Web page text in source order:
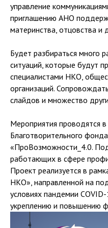
управление
приглашению АНО
материнства, отцовства и
Будет разбираться много
ситуаций, которые будут
специалистами НКО,
организаций.
слайдов и множество
Мероприятия проводятся в
Благотворительного
«ПроВозможности_4.0.
работающих в сфере
Проект реализуется в
НКО», направленной на
условиях пандемии
укреплению и повышению